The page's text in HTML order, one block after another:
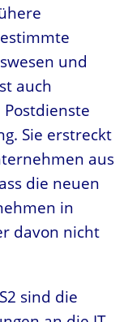
und
auch
Sie erstreckt
aus
die neuen
in
davon nicht
sind die